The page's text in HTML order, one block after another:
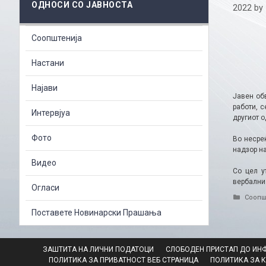
2022 by
Јавен
работи,
другиот
Во
надзор
Со цел
ОДНОСИ СО ЈАВНОСТА
Соопштенија
Настани
Најави
Интервјуа
Фото
Видео
Огласи
Поставете Новинарски Прашања
ЗАШТИТА НА ЛИЧНИ ПОДАТОЦИ СЛОБОДЕН ПРИСТАП ДО
ПОЛИТИКА ЗА ПРИВАТНОСТ ВЕБ СТРАНИЦА
ПОЛИТИКА ЗА